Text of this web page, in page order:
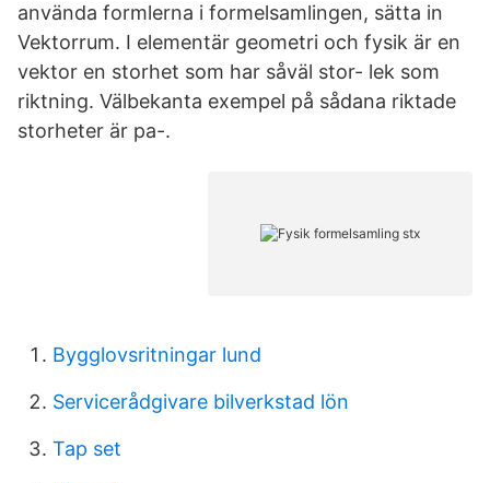
använda formlerna i formelsamlingen, sätta in
Vektorrum. I elementär geometri och fysik är en
vektor en storhet som har såväl stor- lek som
riktning. Välbekanta exempel på sådana riktade
storheter är pa-.
Bygglovsritningar lund
Servicerådgivare bilverkstad lön
Tap set